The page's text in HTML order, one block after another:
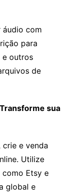
áudio com
para
e outros
de
sua
e venda
Utilize
Etsy e
global e